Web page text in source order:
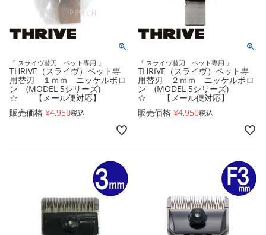
『 スライヴ替刃 ペット専用 』
THRIVE（スライヴ）ペット専
用替刃 １ｍｍ ニッケルボロ
ン (MODEL 5シリーズ)
☆ 【メール便対応】
販売価格 ¥4,950税込
『 スライヴ替刃 ペット専用 』
THRIVE（スライヴ）ペット専
用替刃 ２ｍｍ ニッケルボロ
ン (MODEL 5シリーズ)
☆ 【メール便対応】
販売価格 ¥4,950税込